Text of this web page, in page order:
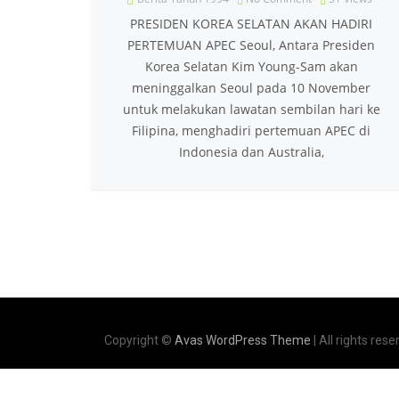
PRESIDEN KOREA SELATAN AKAN HADIRI
PERTEMUAN APEC Seoul, Antara Presiden
Korea Selatan Kim Young-Sam akan
meninggalkan Seoul pada 10 November
untuk melakukan lawatan sembilan hari ke
Filipina, menghadiri pertemuan APEC di
Indonesia dan Australia,
Copyright © Avas WordPress Theme | All rights